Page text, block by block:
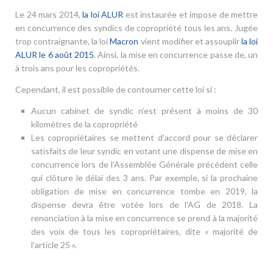
Le 24 mars 2014, la loi ALUR est instaurée et impose de mettre
en concurrence des syndics de copropriété tous les ans. Jugée
trop contraignante, la loiMacron vient modifier et assouplirla loi
ALUR le 6 août 2015. Ainsi, la mise en concurrence passe de, un
à trois ans pour les copropriétés.
Cependant, il est possible de contourner cette loi si :
Aucun cabinet de syndic n’est présent à moins de 30
kilomètres de la copropriété
Les copropriétaires se mettent d’accord pour se déclarer
satisfaits de leur syndic en votant une dispense de mise en
concurrence lors de l’Assemblée Générale précédent celle
qui clôture le délai des 3 ans. Par exemple, si la prochaine
obligation de mise en concurrence tombe en 2019, la
dispense devra être votée lors de l’AG de 2018. La
renonciation à la mise en concurrence se prend à la majorité
des voix de tous les copropriétaires, dite « majorité de
l’article 25 ».